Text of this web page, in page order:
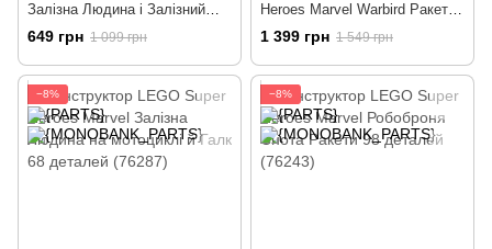
Залізна Людина і Залізний
легіон проти солдата Гідри
135 деталей (76288)
649 грн 1 099 грн
Heroes Marvel Warbird Ракети
vs. Ронан 290 деталей (76278)
1 399 грн 1 549 грн
−8% −8%